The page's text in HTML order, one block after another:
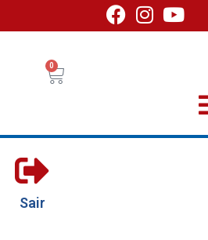
0
Sair